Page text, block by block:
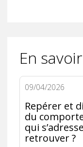
En
09/04/2026
Repérer et
du
qui
retrouver ?